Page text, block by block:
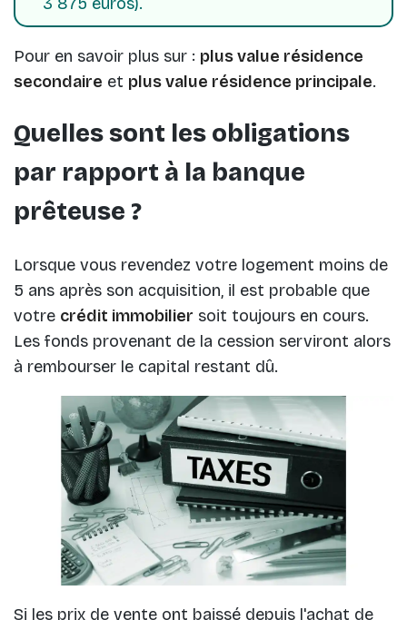
Pour en savoir plus sur : plus value résidence
secondaire et plus value résidence principale.
Quelles sont les obligations
par rapport à la banque
prêteuse ?
Lorsque vous revendez votre logement moins de
5 ans après son acquisition, il est probable que
votre crédit immobilier soit toujours en cours.
Les fonds provenant de la cession serviront alors
à rembourser le capital restant dû.
Si les prix de vente ont baissé depuis l'achat de